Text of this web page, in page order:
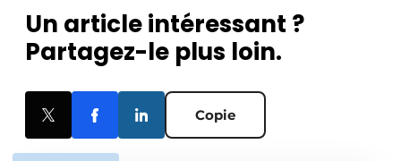
Un article intéressant ?
Partagez-le plus loin.
Copie